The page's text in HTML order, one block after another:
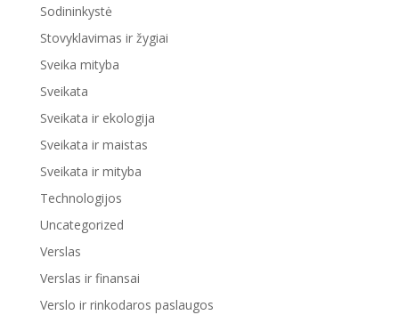
Sodininkystė
Stovyklavimas ir žygiai
Sveika mityba
Sveikata
Sveikata ir ekologija
Sveikata ir maistas
Sveikata ir mityba
Technologijos
Uncategorized
Verslas
Verslas ir finansai
Verslo ir rinkodaros paslaugos